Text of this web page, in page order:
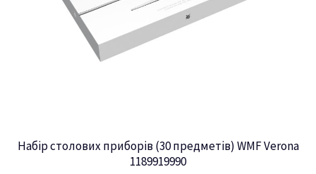
Набір столових приборів (30 предметів) WMF Verona
1189919990